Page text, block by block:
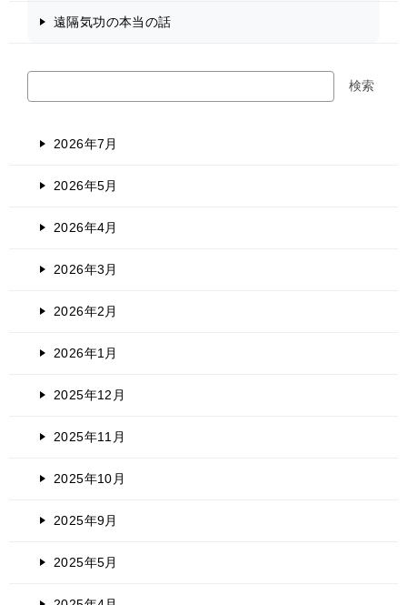
遠隔気功の本当の話
索
検索
2026年7月
2026年5月
2026年4月
2026年3月
2026年2月
2026年1月
2025年12月
2025年11月
2025年10月
2025年9月
2025年5月